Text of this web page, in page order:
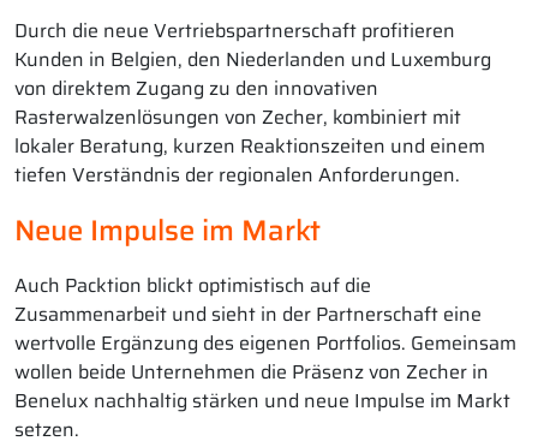
Durch die neue Vertriebspartnerschaft profitieren
Kunden in Belgien, den Niederlanden und Luxemburg
von direktem Zugang zu den innovativen
Rasterwalzenlösungen von Zecher, kombiniert mit
lokaler Beratung, kurzen Reaktionszeiten und einem
tiefen Verständnis der regionalen Anforderungen.
Neue Impulse im Markt
Auch Packtion blickt optimistisch auf die
Zusammenarbeit und sieht in der Partnerschaft eine
wertvolle Ergänzung des eigenen Portfolios. Gemeinsam
wollen beide Unternehmen die Präsenz von Zecher in
Benelux nachhaltig stärken und neue Impulse im Markt
setzen.